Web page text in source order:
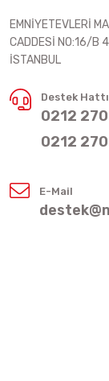
EMNİYETEVLERİ
CADDESİ NO:16/B
İSTANBUL
Destek Hattı
0212
0212
E-Mail